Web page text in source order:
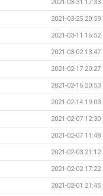
2021-03-31 17:33
2021-03-25 20:59
2021-03-11 16:52
2021-03-02 13:47
2021-02-17 20:27
2021-02-16 20:53
2021-02-14 19:03
2021-02-07 12:30
2021-02-07 11:48
2021-02-03 21:12
2021-02-02 17:22
2021-02-01 21:45